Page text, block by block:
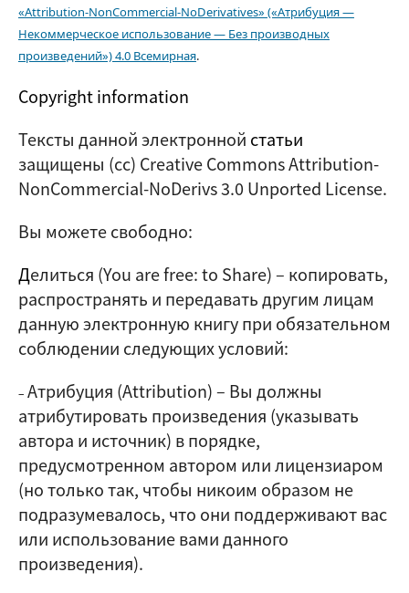
«Attribution-NonCommercial-NoDerivatives» («Атрибуция —
Некоммерческое использование — Без производных
произведений») 4.0 Всемирная.
Copyright information
Тексты данной электронной статьи
защищены (cc) Creative Commons Attribution-
NonCommercial-NoDerivs 3.0 Unported License.
Вы можете свободно:
Делиться (You are free: to Share) – копировать,
распространять и передавать другим лицам
данную электронную книгу при обязательном
соблюдении следующих условий:
– Атрибуция (Attribution)– Вы должны
атрибутировать произведения (указывать
автора и источник) в порядке,
предусмотренном автором или лицензиаром
(но только так, чтобы никоим образом не
подразумевалось, что они поддерживают вас
или использование вами данного
произведения).